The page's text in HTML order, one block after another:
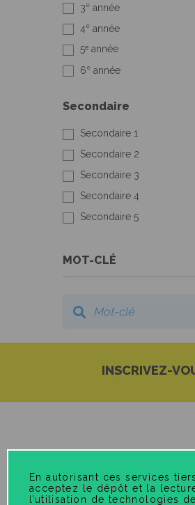
3 e année
4 e année
5ᵉ année
6 e année
Secondaire
Secondaire 1
Secondaire 2
Secondaire 3
Secondaire 4
Secondaire 5
MOT-CLÉ
INSCRIVEZ-
En autorisant ces services
acceptez le dépôt et la
l’utilisation de technologies